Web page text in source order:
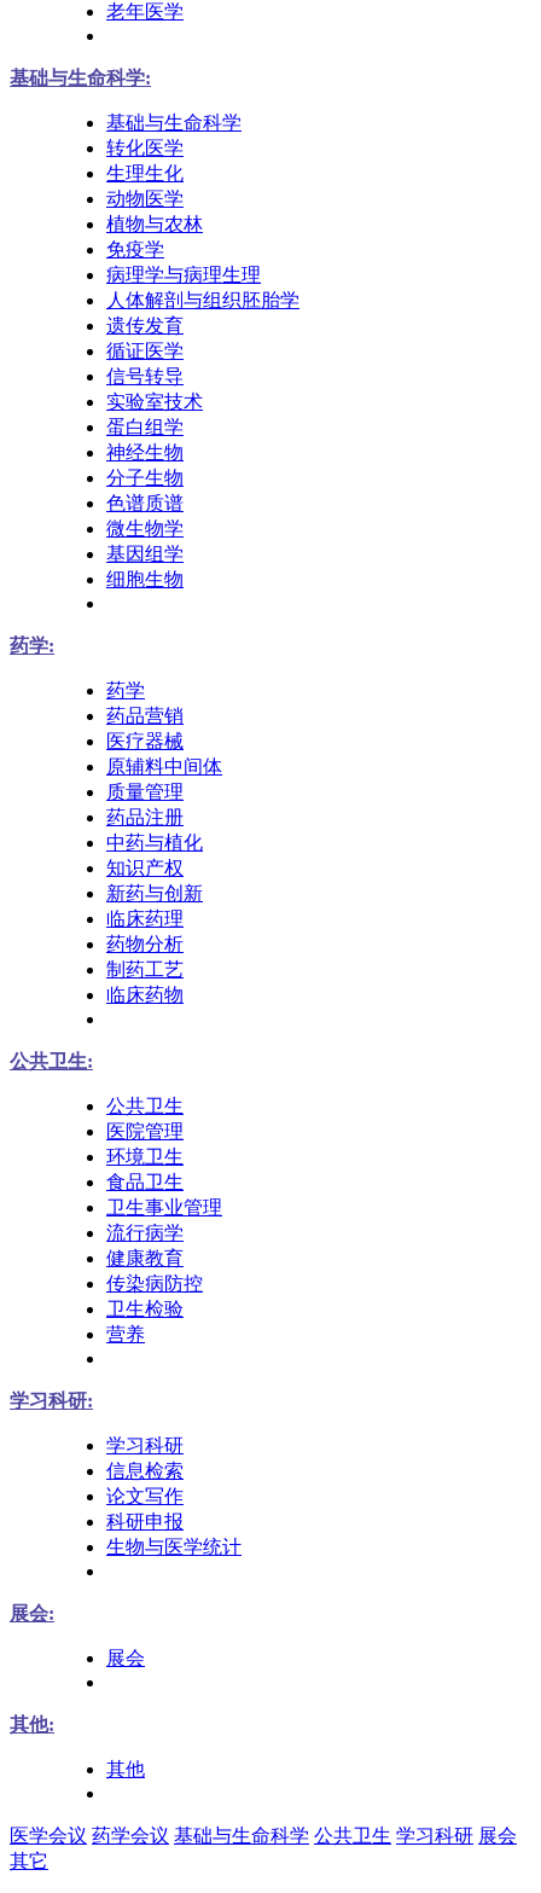
老年医学
基础与生命科学:
基础与生命科学
转化医学
生理生化
动物医学
植物与农林
免疫学
病理学与病理生理
人体解剖与组织胚胎学
遗传发育
循证医学
信号转导
实验室技术
蛋白组学
神经生物
分子生物
色谱质谱
微生物学
基因组学
细胞生物
药学:
药学
药品营销
医疗器械
原辅料中间体
质量管理
药品注册
中药与植化
知识产权
新药与创新
临床药理
药物分析
制药工艺
临床药物
公共卫生:
公共卫生
医院管理
环境卫生
食品卫生
卫生事业管理
流行病学
健康教育
传染病防控
卫生检验
营养
学习科研:
学习科研
信息检索
论文写作
科研申报
生物与医学统计
展会:
展会
其他:
其他
医学会议 药学会议 基础与生命科学 公共卫生 学习科研 展会
其它